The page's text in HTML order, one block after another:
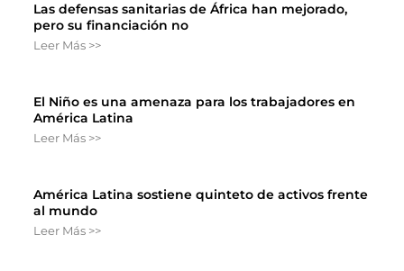
Las defensas sanitarias de África han mejorado,
pero su financiación no
Leer Más >>
El Niño es una amenaza para los trabajadores en
América Latina
Leer Más >>
América Latina sostiene quinteto de activos frente
al mundo
Leer Más >>